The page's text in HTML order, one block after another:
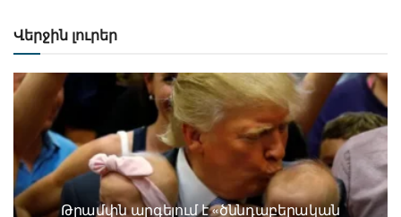
Վերջին լուրեր
Թրամփն արգելում է «ծննդաբերական